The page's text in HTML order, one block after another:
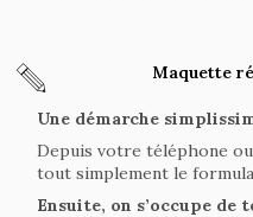
Maquette
Une démarche
Depuis votre téléphone
tout simplement le
Ensuite, on s’occupe de